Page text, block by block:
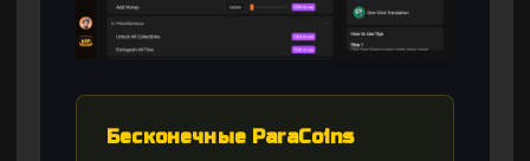
Бесконечные ParaCoins